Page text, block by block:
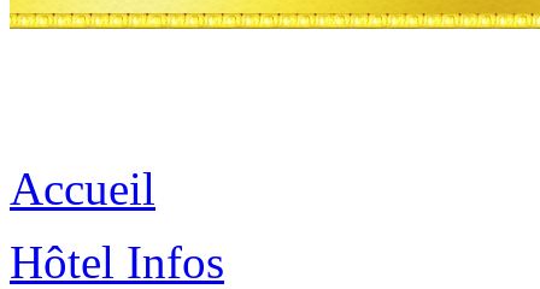
Accueil
Hôtel Infos